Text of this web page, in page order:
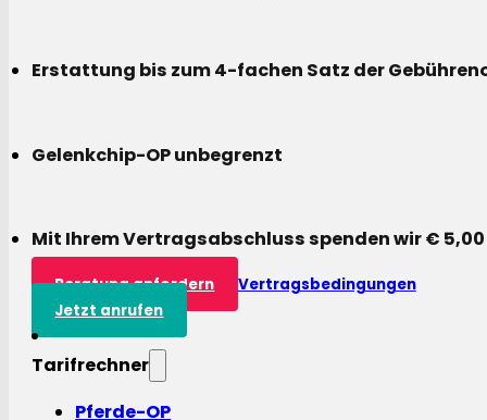
Erstattung bis zum 4-fachen Satz der
Gelenkchip-OP unbegrenzt
Mit Ihrem Vertragsabschluss spenden wir €
Beratung anfordern
Vertragsbedingungen
Jetzt anrufen
Tarifrechner
Pferde-OP